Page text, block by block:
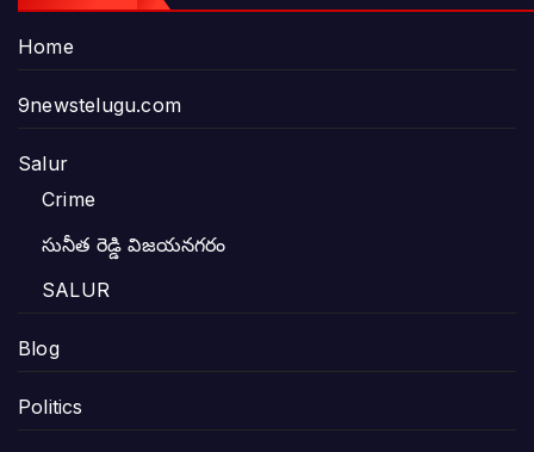
Home
9newstelugu.com
Salur
Crime
సునీత రెడ్డి విజయనగరం
SALUR
Blog
Politics